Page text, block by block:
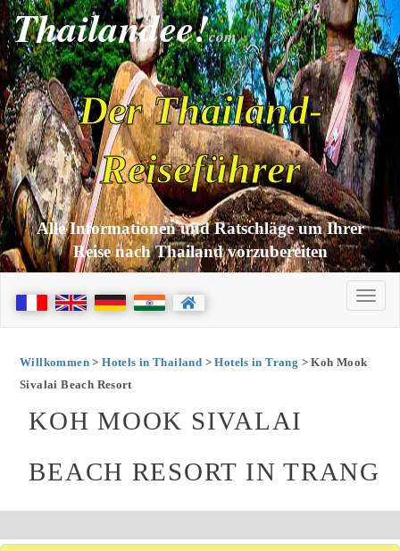
Thailandee!com
Der Thailand-
Reiseführer
Alle Informationen und Ratschläge um Ihrer
Reise nach Thailand vorzubereiten
Willkommen>Hotels in Thailand >Hotels in Trang > Koh Mook
Sivalai Beach Resort
KOH MOOK SIVALAI
BEACH RESORT IN TRANG